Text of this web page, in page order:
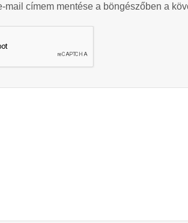
mail címem mentése a böngészőben a